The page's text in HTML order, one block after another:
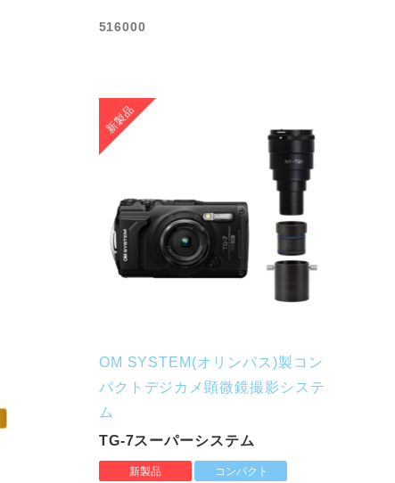
516000
OM SYSTEM(オリンパス)製コン
パクトデジカメ顕微鏡撮影システ
ム
TG-7スーパーシステム